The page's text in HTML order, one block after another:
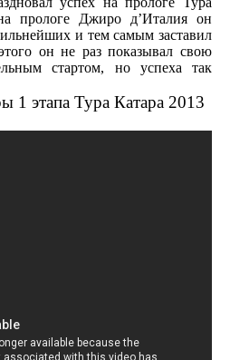
прологе Джиро д’Италия он
и тем самым заставил
он не раз показывал свою
стартом, но успеха так
1 этапа Тура Катара 2013